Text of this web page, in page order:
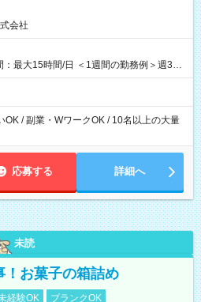
会社
：最大15時間/日 ＜1週間の勤務例＞週3回
火・木・土・日 好きな時にお仕事
OK / 副業・WワークOK / 10名以上の大量
応募する 詳細へ
未読
！お菓子の箱詰め
経験OK
ブランクOK